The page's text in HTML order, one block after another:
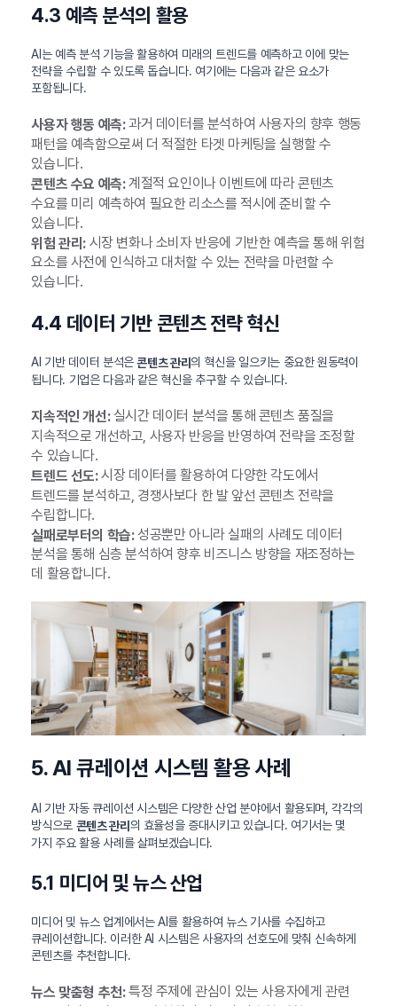
4.3 예측 분석의 활용
AI는 예측 분석 기능을 활용하여 미래의 트렌드를 예측하고 이에 맞는
전략을 수립할 수 있도록 돕습니다. 여기에는 다음과 같은 요소가
포함됩니다.
사용자 행동 예측:과거 데이터를 분석하여 사용자의 향후 행동
패턴을 예측함으로써 더 적절한 타겟 마케팅을 실행할 수
있습니다.
콘텐츠 수요 예측:계절적 요인이나 이벤트에 따라 콘텐츠
수요를 미리 예측하여 필요한 리소스를 적시에 준비할 수
있습니다.
위험 관리:시장 변화나 소비자 반응에 기반한 예측을 통해 위험
요소를 사전에 인식하고 대처할 수 있는 전략을 마련할 수
있습니다.
4.4 데이터 기반 콘텐츠 전략 혁신
AI 기반 데이터 분석은콘텐츠 관리의 혁신을 일으키는 중요한 원동력이
됩니다. 기업은 다음과 같은 혁신을 추구할 수 있습니다.
지속적인 개선:실시간 데이터 분석을 통해 콘텐츠 품질을
지속적으로 개선하고, 사용자 반응을 반영하여 전략을 조정할
수 있습니다.
트렌드 선도:시장 데이터를 활용하여 다양한 각도에서
트렌드를 분석하고, 경쟁사보다 한 발 앞선 콘텐츠 전략을
수립합니다.
실패로부터의 학습:성공뿐만 아니라 실패의 사례도 데이터
분석을 통해 심층 분석하여 향후 비즈니스 방향을 재조정하는
데 활용합니다.
5. AI 큐레이션 시스템 활용 사례
AI 기반 자동 큐레이션 시스템은 다양한 산업 분야에서 활용되며, 각각의
방식으로 콘텐츠 관리의 효율성을 증대시키고 있습니다. 여기서는 몇
가지 주요 활용 사례를 살펴보겠습니다.
5.1 미디어 및 뉴스 산업
미디어 및 뉴스 업계에서는 AI를 활용하여 뉴스 기사를 수집하고
큐레이션합니다. 이러한 AI 시스템은 사용자의 선호도에 맞춰 신속하게
콘텐츠를 추천합니다.
뉴스 맞춤형 추천:특정 주제에 관심이 있는 사용자에게 관련